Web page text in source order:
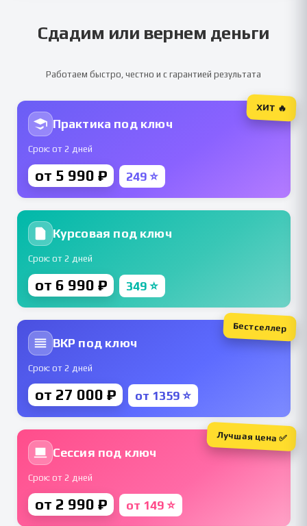
Сдадим или вернем деньги
Работаем быстро, честно и с гарантией результата
Практика под ключ
Срок: от 2 дней
от 5 990 ₽ 249 ⭐
ХИТ 🔥
Курсовая под ключ
Срок: от 2 дней
от 6 990 ₽ 349 ⭐
ВКР под ключ
Срок: от 2 дней
от 27 000 ₽ от 1359 ⭐
Бестселлер
Сессия под ключ
Срок: от 2 дней
от 2 990 ₽ от 149 ⭐
Лучшая цена ✅